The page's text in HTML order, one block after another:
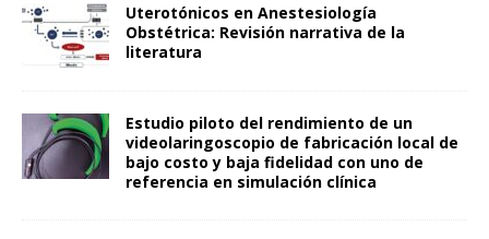
Uterotónicos en Anestesiología
Obstétrica: Revisión narrativa de la
literatura
Estudio piloto del rendimiento de un
videolaringoscopio de fabricación local de
bajo costo y baja fidelidad con uno de
referencia en simulación clínica